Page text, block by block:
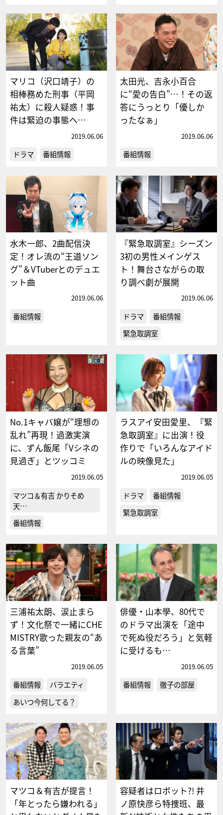
マリコ（沢口靖子）の
相棒務めた刑事（平岡
祐太）に殺人疑惑！事
件は緊迫の事態へ…
2019.06.06
ドラマ 番組情報
太田光、吉永小百合
に“愛の告白”…！その返
答にうっとり「優しか
ったなぁ」
2019.06.06
番組情報
水木一郎、2曲配信決
定！オレ流の“王道ソン
グ”＆VTuberとのデュエ
ット曲
2019.06.06
番組情報
『緊急取調室』シーズン
3初の男性メインゲス
ト！舞台さながらの取
り調べ劇が展開
2019.06.06
ドラマ
番組情報
緊急取調室
No.1キャバ嬢が“理想の
乱れ”再現！過激実演
に、ずん飯尾「Vシネの
見過ぎ」とツッコミ
2019.06.05
マツコ＆有吉 かりそめ
天…
番組情報
ラスアイ安田愛里、『緊
急取調室』に出演！役
作りで「いろんなアイド
ルの映像見た」
2019.06.05
ドラマ
番組情報
緊急取調室
三浦祐太朗、涙止まら
ず！文化祭で一緒にCHE
MISTRY歌った親友の“あ
る言葉”
2019.06.05
番組情報
バラエティ
あいつ今何してる？
俳優・山本學、80代で
のドラマ出演を「途中
で死ぬ役だろう」と気軽
に受けるも…
2019.06.05
番組情報 徹子の部屋
マツコ＆有吉が提言！
「年とったら嫌われる」
容疑者はロボット?! 井
ノ原快彦ら特捜班、最